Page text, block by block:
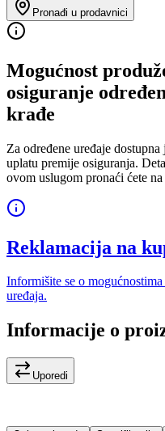
Pronađi u prodavnici
Mogućnost
osiguranje
krađe
Za određene uređaje
uplatu premije osiguranja.
ovom uslugom pronaći ćete na
Reklamacija na
Informišite se o
uređaja.
Informacije o
Uporedi